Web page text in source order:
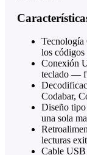
los códigos
Conexión
teclado —
Codabar,
Diseño
una sola
lecturas
Cable USB